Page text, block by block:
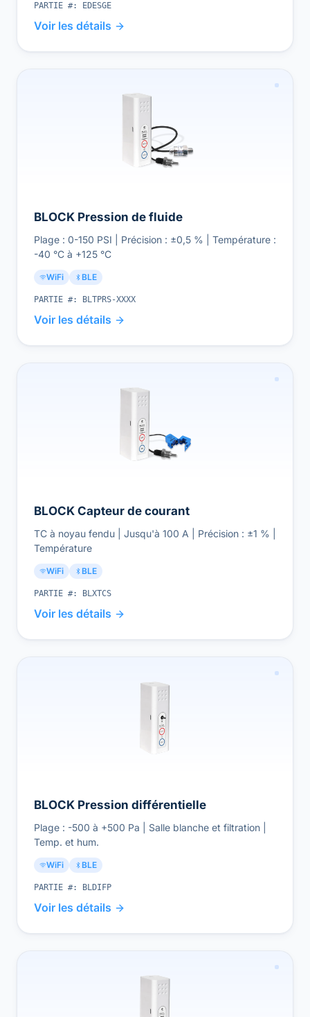
PARTIE #: EDESGE
Voir les détails
BLOCK Pression de fluide
Plage : 0-150 PSI | Précision : ±0,5 % | Température :
-40 °C à +125 °C
WiFi BLE
PARTIE #: BLTPRS-XXXX
Voir les détails
BLOCK Capteur de courant
TC à noyau fendu | Jusqu'à 100 A | Précision : ±1 % |
Température
WiFi BLE
PARTIE #: BLXTCS
Voir les détails
BLOCK Pression différentielle
Plage : -500 à +500 Pa | Salle blanche et filtration |
Temp. et hum.
WiFi BLE
PARTIE #: BLDIFP
Voir les détails